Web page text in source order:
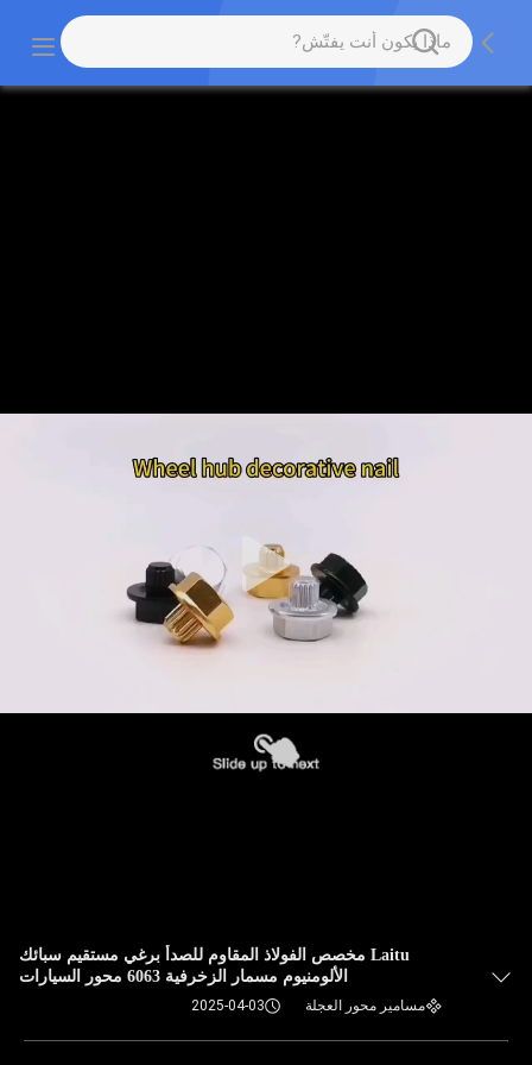
Laitu مخصص الفولاذ المقاوم للصدأ برغي مستقيم سبائك
الألومنيوم مسمار الزخرفية 6063 محور السيارات
مسامير محور العجلة 2025-04-03